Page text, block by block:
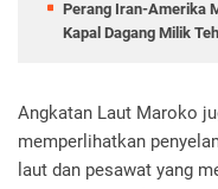
Perang Iran-Amerika
Kapal Dagang Milik
Angkatan Laut Maroko
memperlihatkan
laut dan pesawat yang